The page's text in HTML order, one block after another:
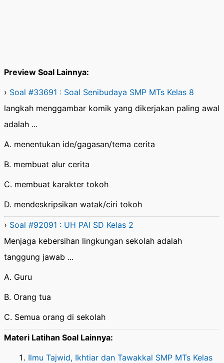
Preview Soal Lainnya:
› Soal #33691 : Soal Senibudaya SMP MTs Kelas 8
langkah menggambar komik yang dikerjakan paling awal
adalah ...
A. menentukan ide/gagasan/tema cerita
B. membuat alur cerita
C. membuat karakter tokoh
D. mendeskripsikan watak/ciri tokoh
› Soal #92091 : UH PAI SD Kelas 2
Menjaga kebersihan lingkungan sekolah adalah
tanggung jawab ...
A. Guru
B. Orang tua
C. Semua orang di sekolah
Materi Latihan Soal Lainnya:
Ilmu Tajwid, Ikhtiar dan Tawakkal SMP MTs Kelas